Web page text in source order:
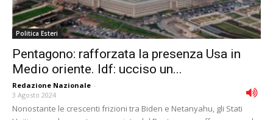
Politica Esteri
Pentagono: rafforzata la presenza Usa in
Medio oriente. Idf: ucciso un...
Redazione Nazionale -
3 Agosto 2024
Nonostante le crescenti frizioni tra Biden e Netanyahu, gli Stati